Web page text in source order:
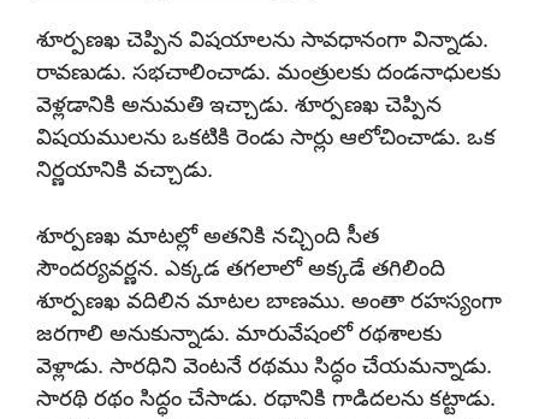
శూర్పణఖ చెప్పిన విషయాలను సావధానంగా విన్నాడు.
రావణుడు. సభచాలించాడు. మంత్రులకు దండనాధులకు
వెళ్లడానికి అనుమతి ఇచ్చాడు. శూర్పణఖ చెప్పిన
విషయములను ఒకటికి రెండు సార్లు ఆలోచించాడు. ఒక
నిర్ణయానికి వచ్చాడు.
శూర్పణఖ మాటల్లో అతనికి నచ్చింది సీత
సౌందర్యవర్ణన. ఎక్కడ తగలాలో అక్కడే తగిలింది
శూర్పణఖ వదిలిన మాటల బాణము. అంతా రహస్యంగా
జరగాలి అనుకున్నాడు. మారువేషంలో రథశాలకు
వెళ్లాడు. సారధిని వెంటనే రథము సిద్ధం చేయమన్నాడు.
సారథి రథం సిద్ధం చేసాడు. రథానికి గాడిదలను కట్టాడు.